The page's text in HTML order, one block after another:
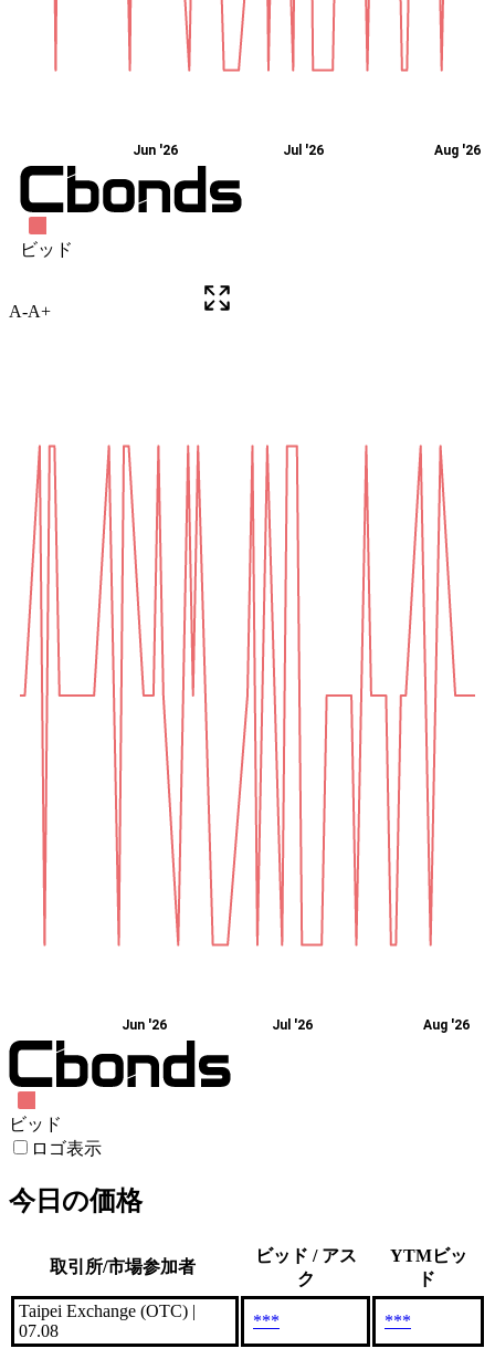
A-A+
Jun '26 Jul '26 Aug '26
ビッド
ロゴ表示
今日の価格
取引所/市場参加者
ビッド / アス
ク
YTMビッ
ド
Taipei Exchange (OTC) |
07.08
*** ***